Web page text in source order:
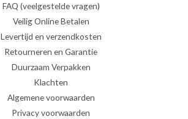
FAQ (veelgestelde vragen)
Veilig Online Betalen
Levertijd en verzendkosten
Retourneren en Garantie
Duurzaam Verpakken
Klachten
Algemene voorwaarden
Privacy voorwaarden